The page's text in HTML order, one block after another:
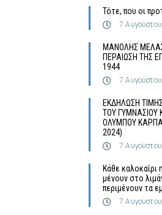
Τότε, που οι
7
MΑΝΟΛΗΣ
ΠΕΡΑΙΩΣΗ ΤΗΣ
1944
7
ΕΚΔΗΛΩΣΗ
ΤΟΥ ΓΥΜΝΑΣΙΟΥ
ΟΛΥΜΠΟΥ
2024)
7
Κάθε καλοκαίρι
μένουν στο
περιμένουν τα
7